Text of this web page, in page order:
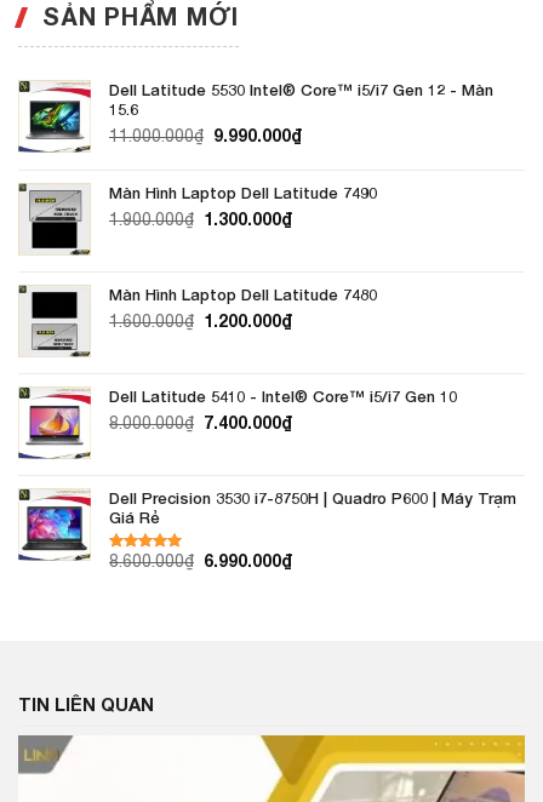
SẢN PHẨM MỚI
Dell Latitude 5530 Intel®️ Core™️ i5/i7 Gen 12 - Màn
15.6
11.000.000₫ 9.990.000₫
Màn Hình Laptop Dell Latitude 7490
1.900.000₫ Giá
1.300.000₫Giá
1.300.000₫.
Màn Hình Laptop Dell Latitude 7480
1.600.000₫ Giá
1.200.000₫Giá
1.200.000₫.
Dell Latitude 5410 - Intel®️ Core™️ i5/i7 Gen 10
8.000.000₫ 7.400.000₫
Dell Precision 3530 i7-8750H | Quadro P600 | Máy Trạm
Giá Rẻ
Được xếp
8.600.000₫ 6.990.000₫
TIN LIÊN QUAN